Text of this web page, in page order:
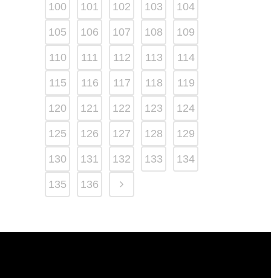
100 101 102 103 104
105 106 107 108 109
110 111 112 113 114
115 116 117 118 119
120 121 122 123 124
125 126 127 128 129
130 131 132 133 134
135 136